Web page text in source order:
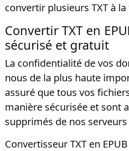
convertir plusieurs TXT à la
Convertir TXT en
sécurisé et gratuit
La confidentialité de vos
nous de la plus haute
assuré que tous vos
manière sécurisée et sont
supprimés de nos
Convertisseur TXT en